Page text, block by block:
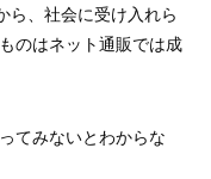
ら、社会に受け入れら
のはネット通販では成
てみないとわからな